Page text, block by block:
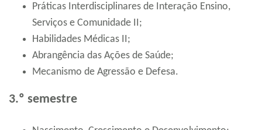
Práticas Interdisciplinares de Interação Ensino,
Serviços e Comunidade II;
Habilidades Médicas II;
Abrangência das Ações de Saúde;
Mecanismo de Agressão e Defesa.
3.º semestre